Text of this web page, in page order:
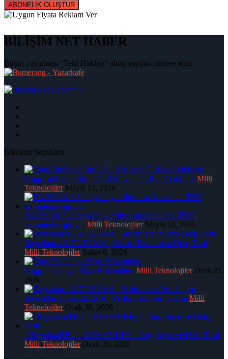
ABONELİK OLUŞTUR
BİLİŞİM NET HABER
Bütün yayınların "Telif Hakları" alıntı yapılan sitelere aittir
|
Editörün Seçtikleri
Togg Tarihinde Bir İlk! 1.3 Milyar TL Kar Açıklandı Milli
Teknolojiler Mayıs 12, 2026
BARKAN 3 Sahaya İniyor: İnsansız kara aracı TSK
envanterine giriyor Milli Teknolojiler Mayıs 12, 2026
Bayraktar #KIZILELMA | Sistem Tanımlama Uçuş Testi
Milli Teknolojiler Şubat 8, 2026
Togg T6 Geliyor! İşte Beklentiler! Milli Teknolojiler Ocak 21,
2026
Bayraktar #KIZILELMA | Performans Test Uçuşu Milli
Teknolojiler Ocak 20, 2026
#BayraktarTB2 | #KEMANKEŞ-1 Atış, Seyir ve Dalış Testi
Milli Teknolojiler Ocak 20, 2026